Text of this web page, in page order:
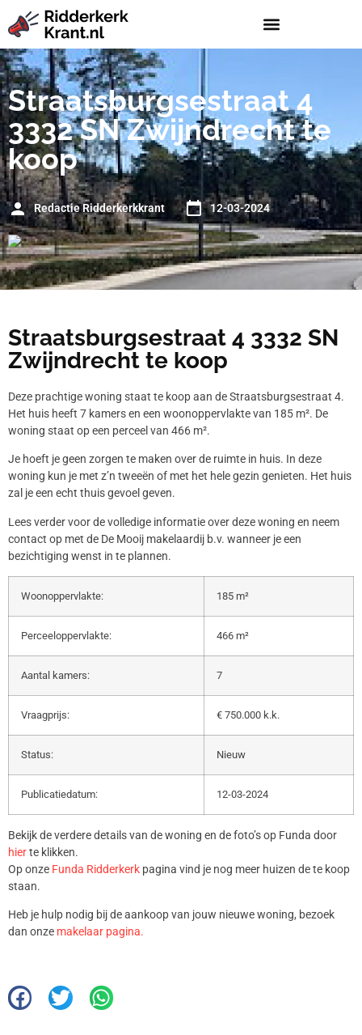
Straatsburgsestraat 4
3332 SN Zwijndrecht te
koop
Redactie Ridderkerkkrant 12-03-2024
Straatsburgsestraat 4 3332 SN
Zwijndrecht te koop
Deze prachtige woning staat te koop aan de Straatsburgsestraat 4.
Het huis heeft 7 kamers en een woonoppervlakte van 185 m². De
woning staat op een perceel van 466 m².
Je hoeft je geen zorgen te maken over de ruimte in huis. In deze
woning kun je met z’n tweeën of met het hele gezin genieten. Het huis
zal je een echt thuis gevoel geven.
Lees verder voor de volledige informatie over deze woning en neem
contact op met de De Mooij makelaardij b.v. wanneer je een
bezichtiging wenst in te plannen.
Woonoppervlakte: 185 m²
Perceeloppervlakte: 466 m²
Aantal kamers: 7
Vraagprijs: € 750.000 k.k.
Status: Nieuw
Publicatiedatum: 12-03-2024
Bekijk de verdere details van de woning en de foto’s op Funda door
hierte klikken.
Op onze Funda Ridderkerk pagina vind je nog meer huizen de te koop
staan.
Heb je hulp nodig bij de aankoop van jouw nieuwe woning, bezoek
dan onze makelaar pagina.